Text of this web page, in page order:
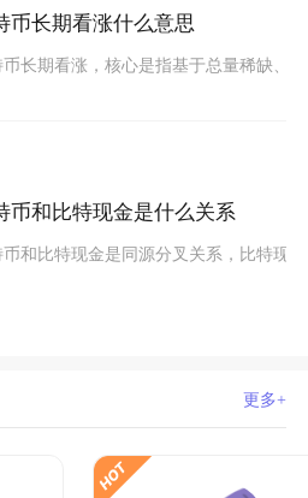
币长期看涨什么意思
币长期看涨，核心是指基于总量稀缺、
币和比特现金是什么关系
币和比特现金是同源分叉关系，比特现
更多+